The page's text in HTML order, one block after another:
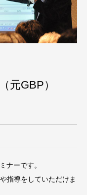
元GBP）
ナーです。
指導をしていただけま